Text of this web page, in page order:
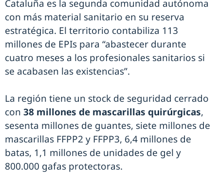
Cataluña es la segunda comunidad autónoma
con más material sanitario en su reserva
estratégica. El territorio contabiliza 113
millones de EPIs para “abastecer durante
cuatro meses a los profesionales sanitarios si
se acabasen las existencias”.
La región tiene un stock de seguridad cerrado
con 38 millones de mascarillas quirúrgicas,
sesenta millones de guantes, siete millones de
mascarillas FFPP2 y FFPP3, 6,4 millones de
batas, 1,1 millones de unidades de gel y
800.000 gafas protectoras.